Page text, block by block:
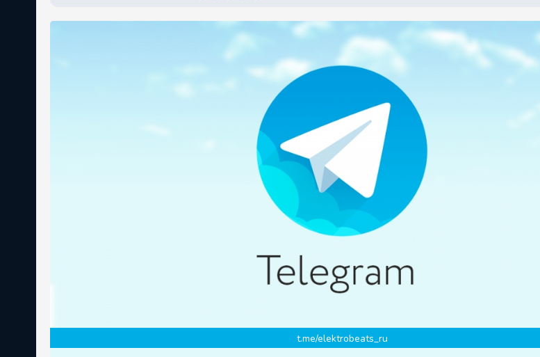
t.me/elektrobeats_ru